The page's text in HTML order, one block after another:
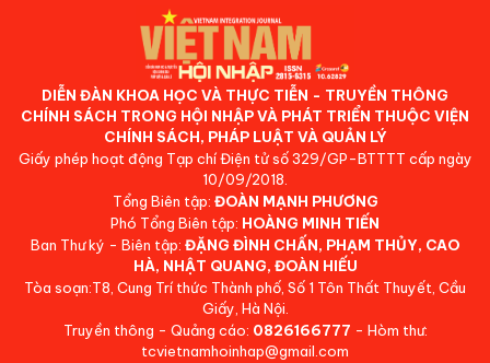
DIỄN ĐÀN KHOA HỌC VÀ THỰC TIỄN - TRUYỀN THÔNG
CHÍNH SÁCH TRONG HỘI NHẬP VÀ PHÁT TRIỂN THUỘC VIỆN
CHÍNH SÁCH, PHÁP LUẬT VÀ QUẢN LÝ
Giấy phép hoạt động Tạp chí Điện tử số 329/GP-BTTTT cấp ngày
10/09/2018.
Tổng Biên tập: ĐOÀN MẠNH PHƯƠNG
Phó Tổng Biên tập: HOÀNG MINH TIẾN
Ban Thư ký - Biên tập: ĐẶNG ĐÌNH CHẤN, PHẠM THỦY, CAO
HÀ, NHẬT QUANG, ĐOÀN HIẾU
Tòa soạn:T8, Cung Trí thức Thành phố, Số 1 Tôn Thất Thuyết, Cầu
Giấy, Hà Nội.
Truyền thông - Quảng cáo: 0826166777 - Hòm thư:
tcvietnamhoinhap@gmail.com